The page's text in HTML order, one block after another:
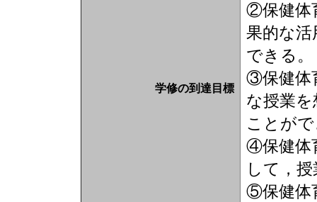
学修の到達目標
②保健体
果的な
できる。
③保健体
な授業
ことが
④保健体
して，
⑤保健体